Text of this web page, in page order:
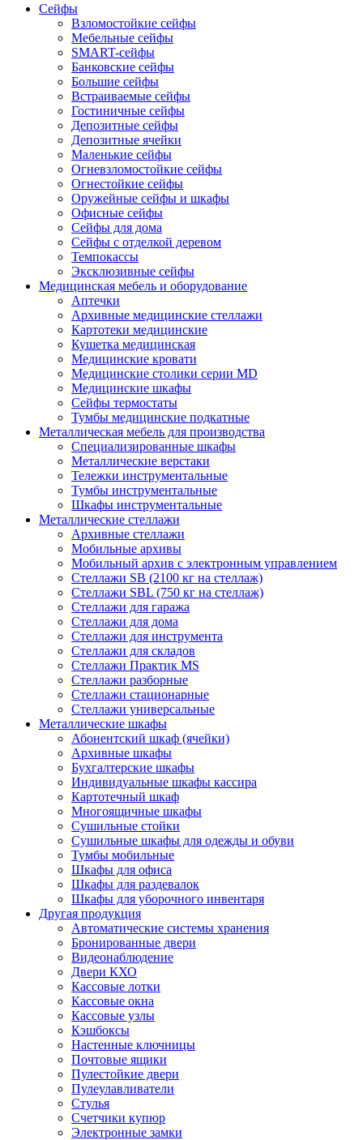
Сейфы
Взломостойкие сейфы
Мебельные сейфы
SMART-сейфы
Банковские сейфы
Большие сейфы
Встраиваемые сейфы
Гостиничные сейфы
Депозитные сейфы
Депозитные ячейки
Маленькие сейфы
Огневзломостойкие сейфы
Огнестойкие сейфы
Оружейные сейфы и шкафы
Офисные сейфы
Сейфы для дома
Сейфы с отделкой деревом
Темпокассы
Эксклюзивные сейфы
Медицинская мебель и оборудование
Аптечки
Архивные медицинские стеллажи
Картотеки медицинские
Кушетка медицинская
Медицинские кровати
Медицинские столики серии MD
Медицинские шкафы
Сейфы термостаты
Тумбы медицинские подкатные
Металлическая мебель для производства
Cпециализированные шкафы
Металлические верстаки
Тележки инструментальные
Тумбы инструментальные
Шкафы инструментальные
Металлические стеллажи
Архивные стеллажи
Мобильные архивы
Мобильный архив с электронным управлением
Стеллажи SB (2100 кг на стеллаж)
Стеллажи SBL (750 кг на стеллаж)
Стеллажи для гаража
Стеллажи для дома
Стеллажи для инструмента
Стеллажи для складов
Стеллажи Практик MS
Стеллажи разборные
Стеллажи стационарные
Стеллажи универсальные
Металлические шкафы
Абонентский шкаф (ячейки)
Архивные шкафы
Бухгалтерские шкафы
Индивидуальные шкафы кассира
Картотечный шкаф
Многоящичные шкафы
Сушильные стойки
Сушильные шкафы для одежды и обуви
Тумбы мобильные
Шкафы для офиса
Шкафы для раздевалок
Шкафы для уборочного инвентаря
Другая продукция
Автоматические системы хранения
Бронированные двери
Видеонаблюдение
Двери КХО
Кассовые лотки
Кассовые окна
Кассовые узлы
Кэшбоксы
Настенные ключницы
Почтовые ящики
Пулестойкие двери
Пулеулавливатели
Стулья
Счетчики купюр
Электронные замки